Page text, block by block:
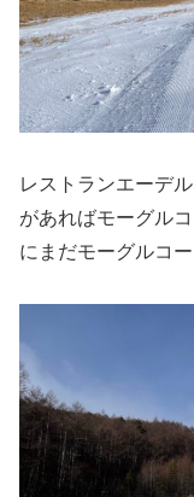
レストランエーデ
があればモーグル
にまだモーグルコ